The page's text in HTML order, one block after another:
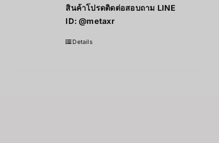
สินค้าโปรดติดต่อสอบถาม LINE
ID:@metaxr
Details